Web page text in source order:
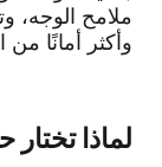
ملامح الوجه،
وأكثر أمانًا
لماذا